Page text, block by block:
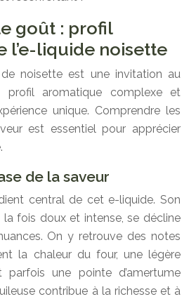
goût : profil
l’e-liquide noisette
de noisette est une invitation au
profil aromatique complexe et
unique. Comprendre les
est essentiel pour apprécier
de la saveur
central de cet e-liquide. Son
fois doux et intense, se décline
On y retrouve des notes
la chaleur du four, une légère
parfois une pointe d’amertume
contribue à la richesse et à